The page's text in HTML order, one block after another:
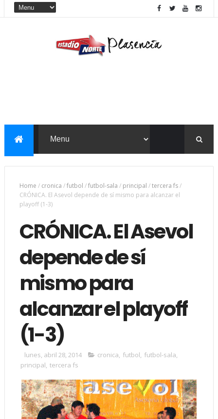
Home / cronica /futbol /futbol-sala / principal /tercera fs/
CRÓNICA. El Asevol depende de sí mismo para alcanzar el
playoff (1-3)
CRÓNICA. El Asevol
depende de sí
mismo para
alcanzar el playoff
(1-3)
lunes, abril 28, 2014 cronica, futbol, futbol-sala,
principal, tercera fs